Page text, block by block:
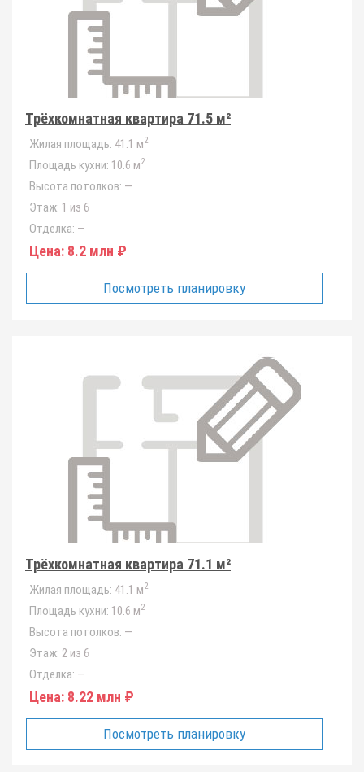
Трёхкомнатная квартира 71.5 м²
Жилая площадь: 41.1 м2
Площадь кухни: 10.6 м2
Высота потолков: —
Этаж: 1 из 6
Отделка: —
Цена: 8.2 млн ₽
Посмотреть планировку
Трёхкомнатная квартира 71.1 м²
Жилая площадь: 41.1 м2
Площадь кухни: 10.6 м2
Высота потолков: —
Этаж: 2 из 6
Отделка: —
Цена: 8.22 млн ₽
Посмотреть планировку